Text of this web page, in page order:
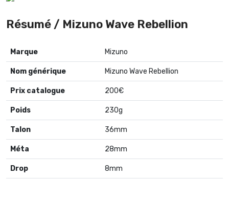
Résumé / Mizuno Wave Rebellion
Mizuno
Nom générique Mizuno Wave Rebellion
Prix catalogue 200€
Poids 230g
Talon 36mm
Méta 28mm
Drop 8mm